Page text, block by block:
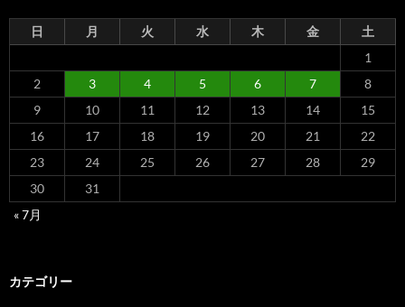
日 月 火 水 木 金
土
1
2
3 4 5 6 7
8
9
10 11 12 13 14
15
16
17 18 19 20 21
22
23
24 25 26 27 28
29
30
31
« 7月
カテゴリー